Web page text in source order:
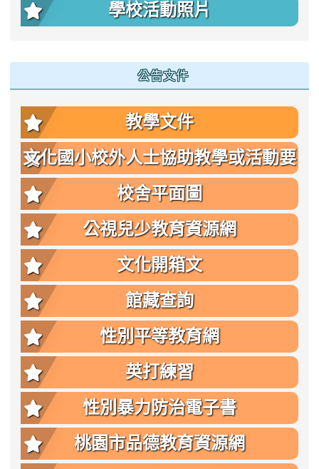
學校活動照片
公告文件
教學文件
文化國小校外人士協助教學或活動要
點
校舍平面圖
公視兒少教育資源網
文化開箱文
館藏查詢
性別平等教育網
英打練習
性別暴力防治電子書
桃園市品德教育資源網